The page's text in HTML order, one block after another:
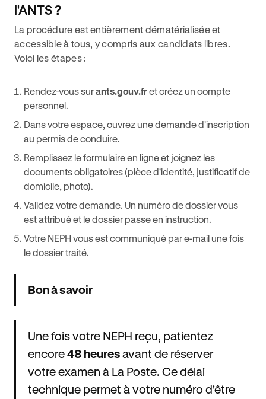
l'ANTS ?
La procédure est entièrement dématérialisée et
accessible à tous, y compris aux candidats libres.
Voici les étapes :
Rendez-vous surants.gouv.fret créez un compte
personnel.
Dans votre espace, ouvrez une demande d'inscription
au permis de conduire.
Remplissez le formulaire en ligne et joignez les
documents obligatoires (pièce d'identité, justificatif de
domicile, photo).
Validez votre demande. Un numéro de dossier vous
est attribué et le dossier passe en instruction.
Votre NEPH vous est communiqué par e-mail une fois
le dossier traité.
Bon à savoir
Une fois votre NEPH reçu, patientez
encore48 heuresavant de réserver
votre examen à La Poste. Ce délai
technique permet à votre numéro d'être